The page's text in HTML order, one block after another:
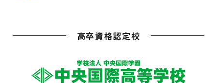
高卒資格認定校